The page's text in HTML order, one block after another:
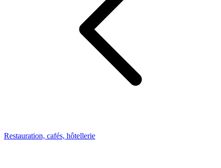
Restauration, cafés, hôtellerie